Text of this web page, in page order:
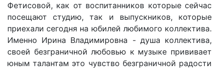
Фетисовой, как от воспитанников которые сейчас
посещают студию, так и выпускников, которые
приехали сегодня на юбилей любимого коллектива.
Именно Ирина Владимировна - душа коллектива,
своей безграничной любовью к музыке прививает
юным талантам это чувство безграничной радости